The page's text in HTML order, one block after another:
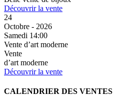
Découvrir la vente
24
Octobre - 2026
Samedi 14:00
Vente d’art moderne
Vente
d’art moderne
Découvrir la vente
CALENDRIER DES VENTES